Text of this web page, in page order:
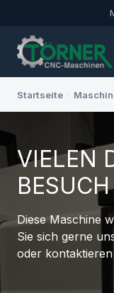
Startseite
VIELEN
BESUCH
Diese Maschine
Sie sich gerne
oder